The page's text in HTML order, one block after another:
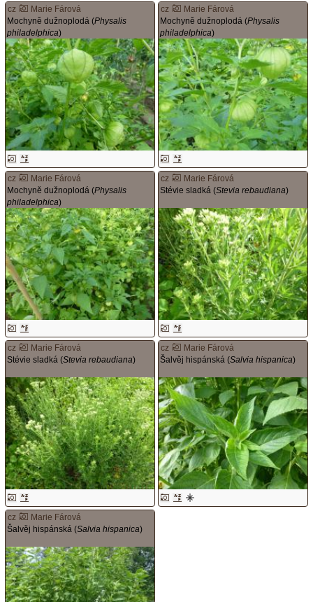
cz
Marie Fárová
Mochyně dužnoplodá (Physalis
philadelphica)
cz
Marie Fárová
Mochyně dužnoplodá (Physalis
philadelphica)
cz
Marie Fárová
Mochyně dužnoplodá (Physalis
philadelphica)
cz
Marie Fárová
Stévie sladká (Stevia rebaudiana)
cz
Marie Fárová
Stévie sladká (Stevia rebaudiana)
cz
Marie Fárová
Šalvěj hispánská (Salvia hispanica)
cz
Marie Fárová
Šalvěj hispánská (Salvia hispanica)